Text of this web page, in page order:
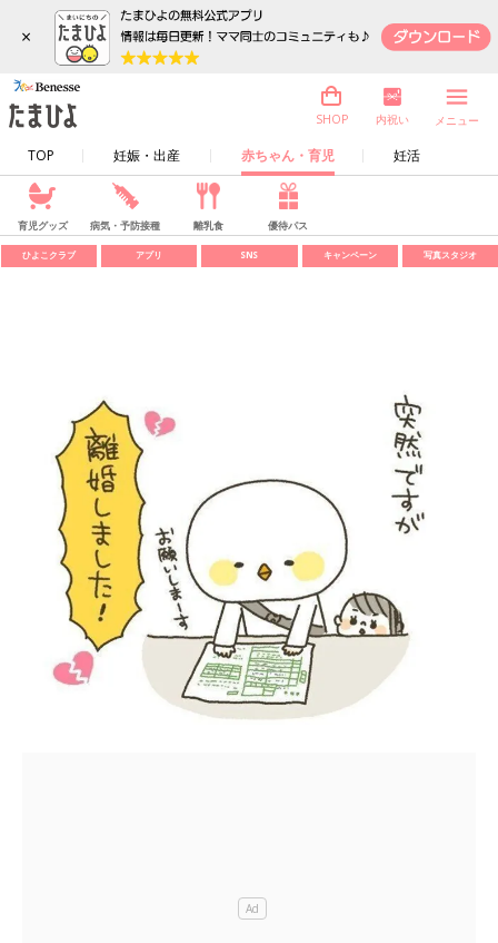
×
TOP 妊娠・出産 赤ちゃん・育児 妊活
SHOP 内祝い メニュー
育児グッズ 病気・予防接種 離乳食 優待パス
ひよこクラブ アプリ SNS キャンペーン 写真スタジオ